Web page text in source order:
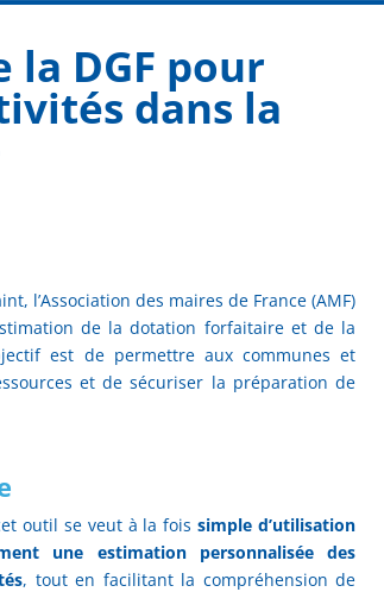
la DGF pour
dans la
l’Association des maires de France (AMF)
de la dotation forfaitaire et de la
est de permettre aux communes et
et de sécuriser la préparation de
outil se veut à la foissimple d’utilisation
une estimation personnalisée des
, tout en facilitant la compréhension de